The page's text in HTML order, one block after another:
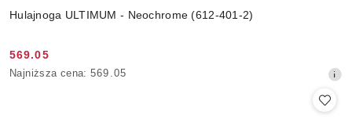
Hulajnoga ULTIMUM - Neochrome (612-401-2)
Cena
promocyjna:
569.05
Najniższa
Najniższa cena: 569.05